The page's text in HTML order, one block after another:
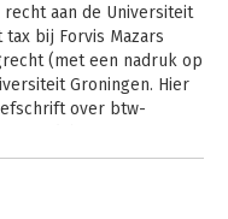
aan de Universiteit
bij Forvis Mazars
(met een nadruk op
Groningen. Hier
over btw-
Leeuwarden.